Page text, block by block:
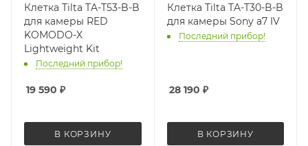
Клетка Tilta TA-T53-B-B
для камеры RED
KOMODO-X
Lightweight Kit
Последний прибор!
19 590 ₽
В КОРЗИНУ
Клетка Tilta TA-T30-B-B
для камеры Sony a7 IV
Последний прибор!
28 190 ₽
В КОРЗИНУ